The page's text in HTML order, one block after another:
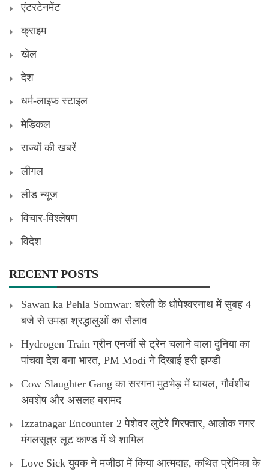
एंटरटेनमेंट
क्राइम
खेल
देश
धर्म-लाइफ स्टाइल
मेडिकल
राज्यों की खबरें
लीगल
लीड न्यूज
विचार-विश्लेषण
विदेश
RECENT POSTS
Sawan ka Pehla Somwar: बरेली के धोपेश्वरनाथ में सुबह 4
बजे से उमड़ा श्रद्धालुओं का सैलाव
Hydrogen Train ग्रीन एनर्जी से ट्रेन चलाने वाला दुनिया का
पांचवा देश बना भारत, PM Modi ने दिखाई हरी झण्डी
Cow Slaughter Gang का सरगना मुठभेड़ में घायल, गौवंशीय
अवशेष और असलह बरामद
Izzatnagar Encounter 2 पेशेवर लुटेरे गिरफ्तार, आलोक नगर
मंगलसूत्र लूट काण्‍ड में थे शामिल
Love Sick युवक ने मजीठा में किया आत्मदाह, कथित प्रेमिका के